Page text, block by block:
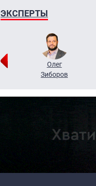
ЭКСПЕРТЫ
Олег
Зиборов